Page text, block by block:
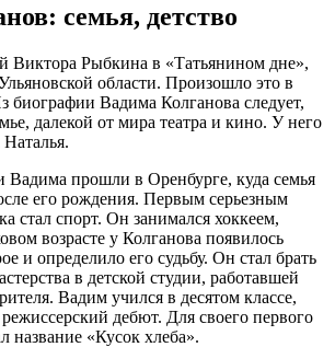
семья, детство
Виктора Рыбкина в «Татьянином дне»,
области. Произошло это в
биографии Вадима Колганова следует,
далекой от мира театра и кино. У него
Наталья.
прошли в Оренбурге, куда семья
его рождения. Первым серьезным
стал спорт. Он занимался хоккеем,
возрасте у Колганова появилось
и определило его судьбу. Он стал брать
в детской студии, работавшей
Вадим учился в десятом классе,
режиссерский дебют. Для своего первого
название «Кусок хлеба».